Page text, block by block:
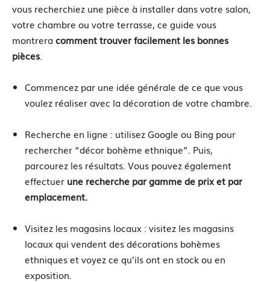
vous recherchiez une pièce à installer dans votre salon,
votre chambre ou votre terrasse, ce guide vous
montrera comment trouver facilement les bonnes
pièces.
Commencez par une idée générale de ce que vous
voulez réaliser avec la décoration de votre chambre.
Recherche en ligne : utilisez Google ou Bing pour
rechercher “décor bohème ethnique”. Puis,
parcourez les résultats. Vous pouvez également
effectuer une recherche par gamme de prix et par
emplacement.
Visitez les magasins locaux : visitez les magasins
locaux qui vendent des décorations bohèmes
ethniques et voyez ce qu’ils ont en stock ou en
exposition.